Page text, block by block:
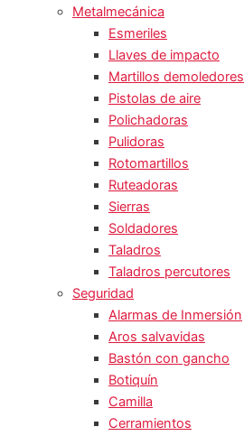
Metalmecánica
Esmeriles
Llaves de impacto
Martillos demoledores
Pistolas de aire
Polichadoras
Pulidoras
Rotomartillos
Ruteadoras
Sierras
Soldadores
Taladros
Taladros percutores
Seguridad
Alarmas de Inmersión
Aros salvavidas
Bastón con gancho
Botiquín
Camilla
Cerramientos